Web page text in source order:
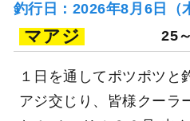
釣行日：2026年8月6日（
マアジ 25
１日を通してポツポツと
アジ交じり、皆様クーラ